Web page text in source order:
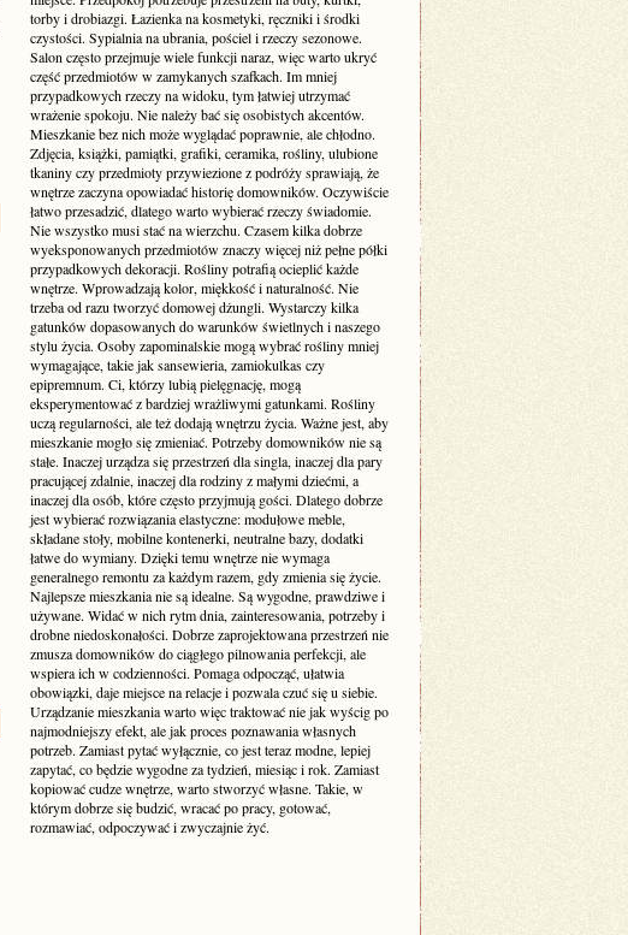
torby i drobiazgi. Łazienka na kosmetyki, ręczniki i środki
czystości. Sypialnia na ubrania, pościel i rzeczy sezonowe.
Salon często przejmuje wiele funkcji naraz, więc warto ukryć
część przedmiotów w zamykanych szafkach. Im mniej
przypadkowych rzeczy na widoku, tym łatwiej utrzymać
wrażenie spokoju. Nie należy bać się osobistych akcentów.
Mieszkanie bez nich może wyglądać poprawnie, ale chłodno.
Zdjęcia, książki, pamiątki, grafiki, ceramika, rośliny, ulubione
tkaniny czy przedmioty przywiezione z podróży sprawiają, że
wnętrze zaczyna opowiadać historię domowników. Oczywiście
łatwo przesadzić, dlatego warto wybierać rzeczy świadomie.
Nie wszystko musi stać na wierzchu. Czasem kilka dobrze
wyeksponowanych przedmiotów znaczy więcej niż pełne półki
przypadkowych dekoracji. Rośliny potrafią ocieplić każde
wnętrze. Wprowadzają kolor, miękkość i naturalność. Nie
trzeba od razu tworzyć domowej dżungli. Wystarczy kilka
gatunków dopasowanych do warunków świetlnych i naszego
stylu życia. Osoby zapominalskie mogą wybrać rośliny mniej
wymagające, takie jak sansewieria, zamiokulkas czy
epipremnum. Ci, którzy lubią pielęgnację, mogą
eksperymentować z bardziej wrażliwymi gatunkami. Rośliny
uczą regularności, ale też dodają wnętrzu życia. Ważne jest, aby
mieszkanie mogło się zmieniać. Potrzeby domowników nie są
stałe. Inaczej urządza się przestrzeń dla singla, inaczej dla pary
pracującej zdalnie, inaczej dla rodziny z małymi dziećmi, a
inaczej dla osób, które często przyjmują gości. Dlatego dobrze
jest wybierać rozwiązania elastyczne: modułowe meble,
składane stoły, mobilne kontenerki, neutralne bazy, dodatki
łatwe do wymiany. Dzięki temu wnętrze nie wymaga
generalnego remontu za każdym razem, gdy zmienia się życie.
Najlepsze mieszkania nie są idealne. Są wygodne, prawdziwe i
używane. Widać w nich rytm dnia, zainteresowania, potrzeby i
drobne niedoskonałości. Dobrze zaprojektowana przestrzeń nie
zmusza domowników do ciągłego pilnowania perfekcji, ale
wspiera ich w codzienności. Pomaga odpocząć, ułatwia
obowiązki, daje miejsce na relacje i pozwala czuć się u siebie.
Urządzanie mieszkania warto więc traktować nie jak wyścig po
najmodniejszy efekt, ale jak proces poznawania własnych
potrzeb. Zamiast pytać wyłącznie, co jest teraz modne, lepiej
zapytać, co będzie wygodne za tydzień, miesiąc i rok. Zamiast
kopiować cudze wnętrze, warto stworzyć własne. Takie, w
którym dobrze się budzić, wracać po pracy, gotować,
rozmawiać, odpoczywać i zwyczajnie żyć.